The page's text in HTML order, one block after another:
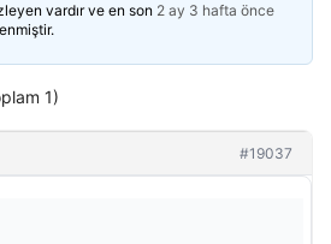
vardır ve en son 2 ay 3 hafta önce
1)
#19037